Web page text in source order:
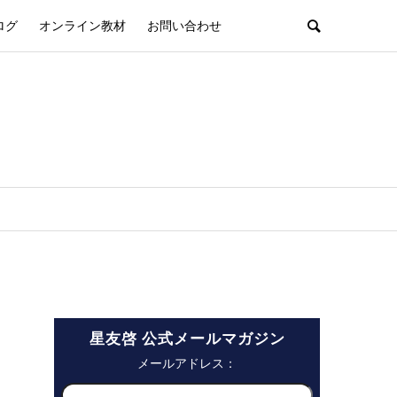
グ オンライン教材 お問い合わせ
星友啓 公式メールマガジン
メールアドレス：